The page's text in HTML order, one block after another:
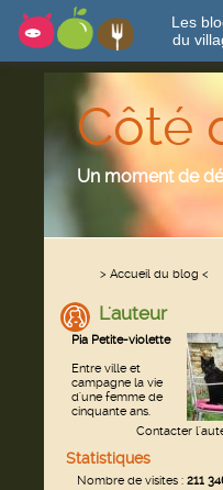
Les
du
Côté
Un moment de
> Accueil du blog <
L'auteur
Pia Petite-violette
Entre ville et
campagne la vie
d'une femme de
cinquante ans.
Contacter
Statistiques
Nombre de visites : 211